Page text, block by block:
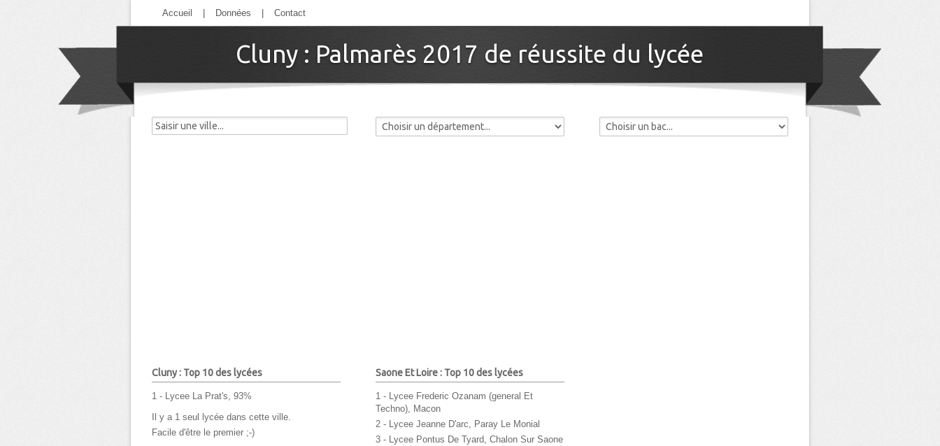
Accueil Données Contact
Cluny : Palmarès 2017 de réussite du lycée
Cluny : Top 10 des lycées
1 - Lycee La Prat's, 93%
Il y a 1 seul lycée dans cette ville.
Facile d'être le premier ;-)
Saone Et Loire : Top 10 des lycées
1 - Lycee Frederic Ozanam (general Et
Techno), Macon
2 - Lycee Jeanne D'arc, Paray Le Monial
3 - Lycee Pontus De Tyard, Chalon Sur Saone